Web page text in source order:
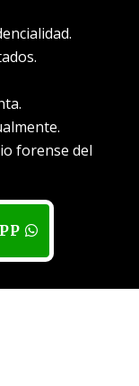
forense del